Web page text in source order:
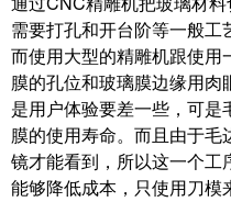
需要打孔和开台阶等一般工
而使用大型的精雕机跟使
膜的孔位和玻璃膜边缘用
是用户体验要差一些，可
膜的使用寿命。而且由于
镜才能看到，所以这一个工
能够降低成本，只使用刀模